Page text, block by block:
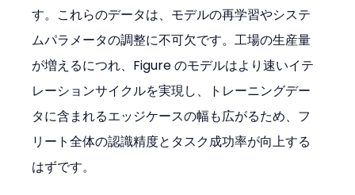
す。これらのデータは、モデルの再学習やシステ
ムパラメータの調整に不可欠です。工場の生産量
が増えるにつれ、Figure のモデルはより速いイテ
レーションサイクルを実現し、トレーニングデー
タに含まれるエッジケースの幅も広がるため、フ
リート全体の認識精度とタスク成功率が向上する
はずです。